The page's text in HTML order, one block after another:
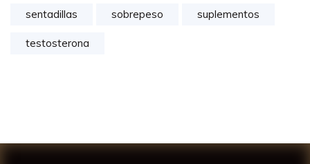
sentadillas sobrepeso suplementos
testosterona